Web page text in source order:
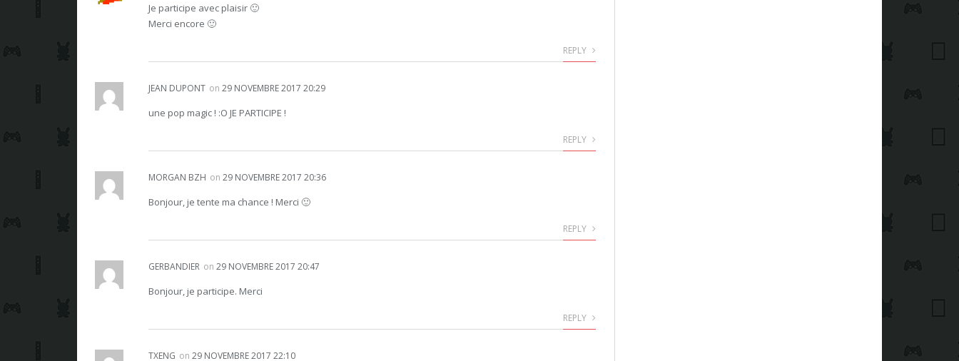
Je participe avec plaisir 🙂
Merci encore 🙂
REPLY
JEAN DUPONT on 29 NOVEMBRE 2017 20:29
une pop magic ! :O JE PARTICIPE !
REPLY
MORGAN BZH on 29 NOVEMBRE 2017 20:36
Bonjour, je tente ma chance ! Merci 🙂
REPLY
GERBANDIER on 29 NOVEMBRE 2017 20:47
Bonjour, je participe. Merci
REPLY
TXENG on 29 NOVEMBRE 2017 22:10